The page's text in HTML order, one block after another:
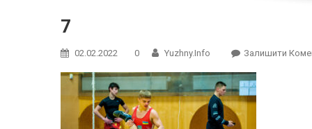
7
02.02.2022 0 Yuzhny.info Залишити